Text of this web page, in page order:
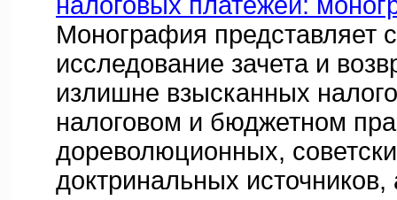
Монография представляет
исследование зачета и
излишне взысканных
налоговом и бюджетном
дореволюционных,
доктринальных